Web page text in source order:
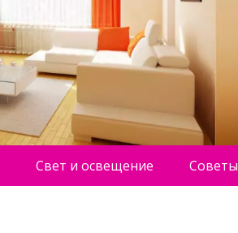
Свет и освещение Советы